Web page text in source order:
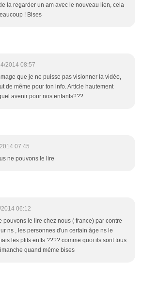
la regarder un am avec le nouveau lien, cela
! Bises
2014 08:57
que je ne puisse pas visionner la vidéo,
de même pour ton info. Article hautement
avenir pour nos enfants???
07:45
ne pouvons le lire
06:12
pouvons le lire chez nous ( france) par contre
ns , les personnes d'un certain àge ns le
les ptits enfts ???? comme quoi ils sont tous
quand méme bises